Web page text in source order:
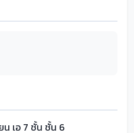
น เอ 7 ชั้น ชั้น 6